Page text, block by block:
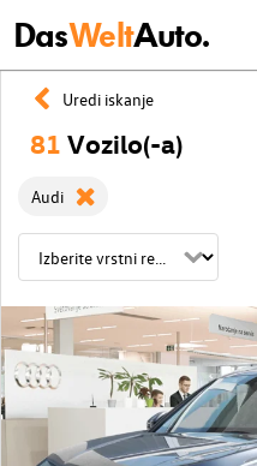
DasWeltAuto.
Uredi iskanje
81 Vozilo(-a)
Audi